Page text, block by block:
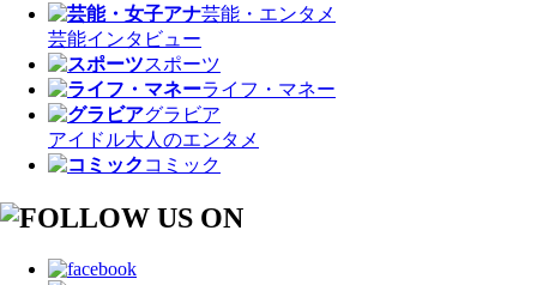
芸能・エンタメ
芸能インタビュー
スポーツ
ライフ・マネー
グラビア
アイドル大人のエンタメ
コミック